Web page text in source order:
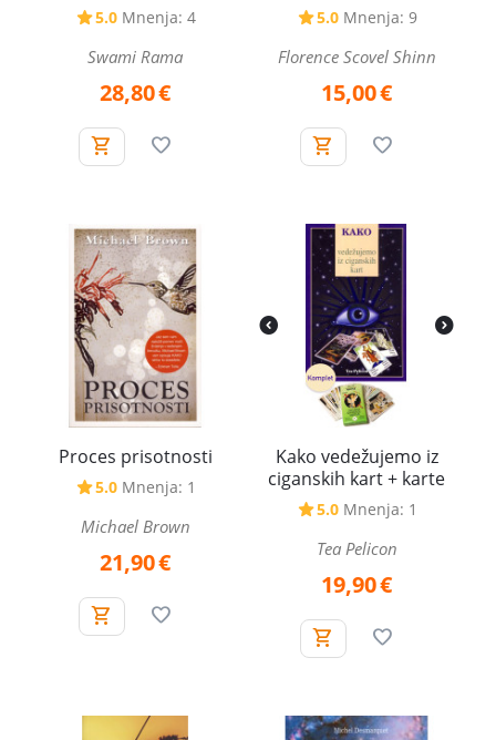
5.0 Mnenja: 4
Swami Rama
28,80€
5.0 Mnenja: 9
Florence Scovel Shinn
15,00€
Proces prisotnosti
5.0 Mnenja: 1
Michael Brown
21,90€
Kako vedežujemo iz
ciganskih kart + karte
5.0 Mnenja: 1
Tea Pelicon
19,90€